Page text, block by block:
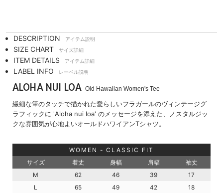
DESCRIPTION アイテム説明
SIZE CHART サイズ詳細
ITEM DETAILS アイテム詳細
LABEL INFO レーベル説明
ALOHA NUI LOA Old Hawaiian Women's Tee
繊細な筆のタッチで描かれた愛らしいフラガールのヴィンテージグ
ラフィックに 'Aloha nui loa' のメッセージを添えた、ノスタルジッ
クな雰囲気が心地よいオールドハワイアンTシャツ。
WOMEN - CLASSIC FIT
サイズ
着丈 身幅 肩幅
袖丈
M
62 46 39
17
L
65 49 42 18